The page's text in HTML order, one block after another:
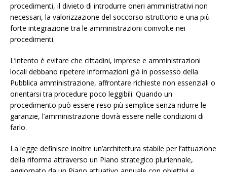
procedimenti, il divieto di introdurre oneri amministrativi non
necessari, la valorizzazione del soccorso istruttorio e una più
forte integrazione tra le amministrazioni coinvolte nei
procedimenti.
L’intento è evitare che cittadini, imprese e amministrazioni
locali debbano ripetere informazioni già in possesso della
Pubblica amministrazione, affrontare richieste non essenziali o
orientarsi tra procedure poco leggibili. Quando un
procedimento può essere reso più semplice senza ridurre le
garanzie, l’amministrazione dovrà essere nelle condizioni di
farlo.
La legge definisce inoltre un’architettura stabile per l’attuazione
della riforma attraverso un Piano strategico pluriennale,